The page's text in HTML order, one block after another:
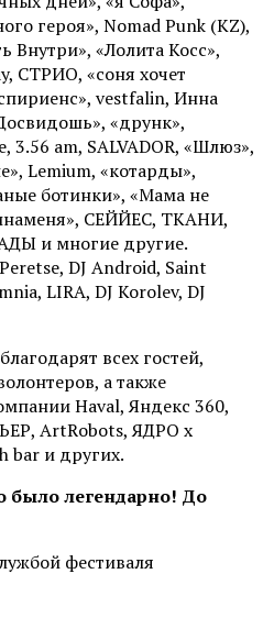
героя», Nomad Punk (KZ),
Внутри», «Лолита Косс»,
СТРИО, «соня хочет
vestfalin, Инна
«друнк»,
3.56 am, SALVADOR, «Шлюз»,
Lemium, «котарды»,
ботинки», «Мама не
СЕЙЙЕС, ТКАНИ,
и многие другие.
DJ Android, Saint
LIRA, DJ Korolev, DJ
всех гостей,
а также
Haval, Яндекс 360,
ArtRobots, ЯДРО х
bar и других.
было легендарно! До
фестиваля